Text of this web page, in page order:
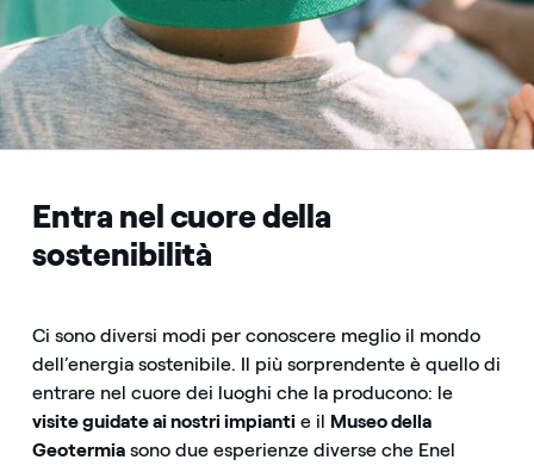
Entra nel cuore della
sostenibilità
Ci sono diversi modi per conoscere meglio il mondo
dell’energia sostenibile. Il più sorprendente è quello di
entrare nel cuore dei luoghi che la producono: le
visite guidate ai nostri impiantie il Museo della
Geotermiasono due esperienze diverse che Enel